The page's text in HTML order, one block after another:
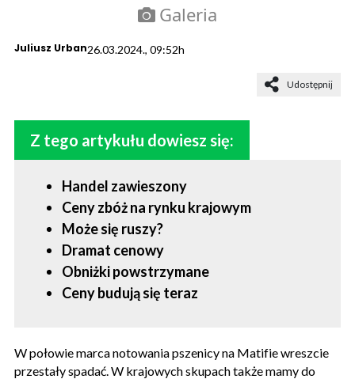
Galeria
Juliusz Urban26.03.2024., 09:52h
Udostępnij
Z tego artykułu dowiesz się:
Handel zawieszony
Ceny zbóż na rynku krajowym
Może się ruszy?
Dramat cenowy
Obniżki powstrzymane
Ceny budują się teraz
W połowie marca notowania pszenicy na Matifie wreszcie
przestały spadać. W krajowych skupach także mamy do